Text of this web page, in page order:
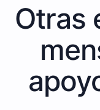
Otras